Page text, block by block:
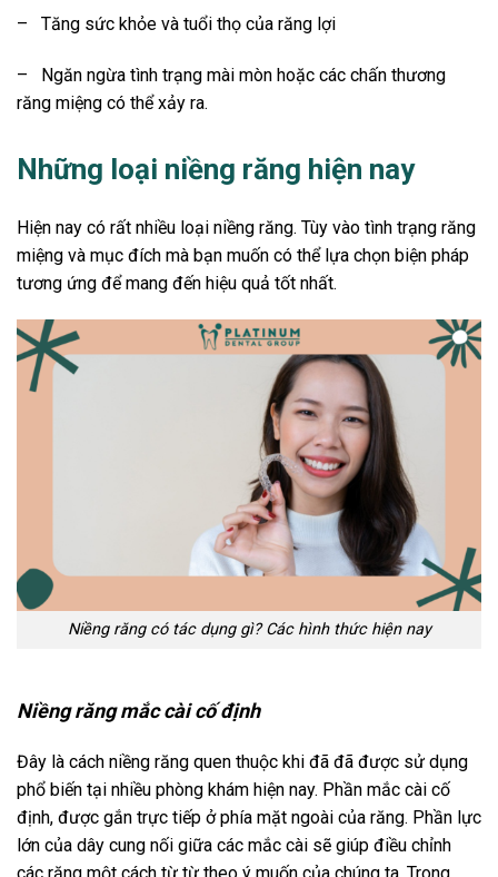
– Tăng sức khỏe và tuổi thọ của răng lợi
– Ngăn ngừa tình trạng mài mòn hoặc các chấn thương
răng miệng có thể xảy ra.
Những loại niềng răng hiện nay
Hiện nay có rất nhiều loại niềng răng. Tùy vào tình trạng răng
miệng và mục đích mà bạn muốn có thể lựa chọn biện pháp
tương ứng để mang đến hiệu quả tốt nhất.
Niềng răng có tác dụng gì? Các hình thức hiện nay
Niềng răng mắc cài cố định
Đây là cách niềng răng quen thuộc khi đã đã được sử dụng
phổ biến tại nhiều phòng khám hiện nay. Phần mắc cài cố
định, được gắn trực tiếp ở phía mặt ngoài của răng. Phần lực
lớn của dây cung nối giữa các mắc cài sẽ giúp điều chỉnh